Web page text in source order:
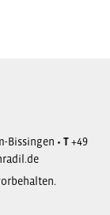
Bissingen • T +49